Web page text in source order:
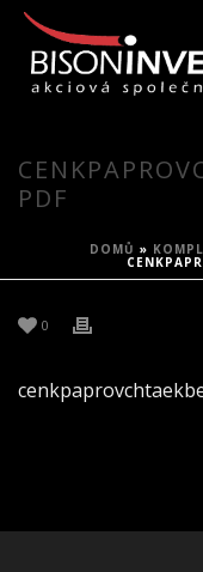
PDF
DOMŮ »
0